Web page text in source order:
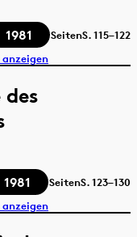
1981 SeitenS.115–122
1981 SeitenS.123–130